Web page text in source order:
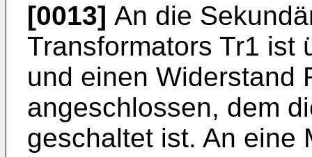
[0013] An die
Transformators Tr1 ist
und einen Widerstand
angeschlossen, dem
geschaltet ist. An eine